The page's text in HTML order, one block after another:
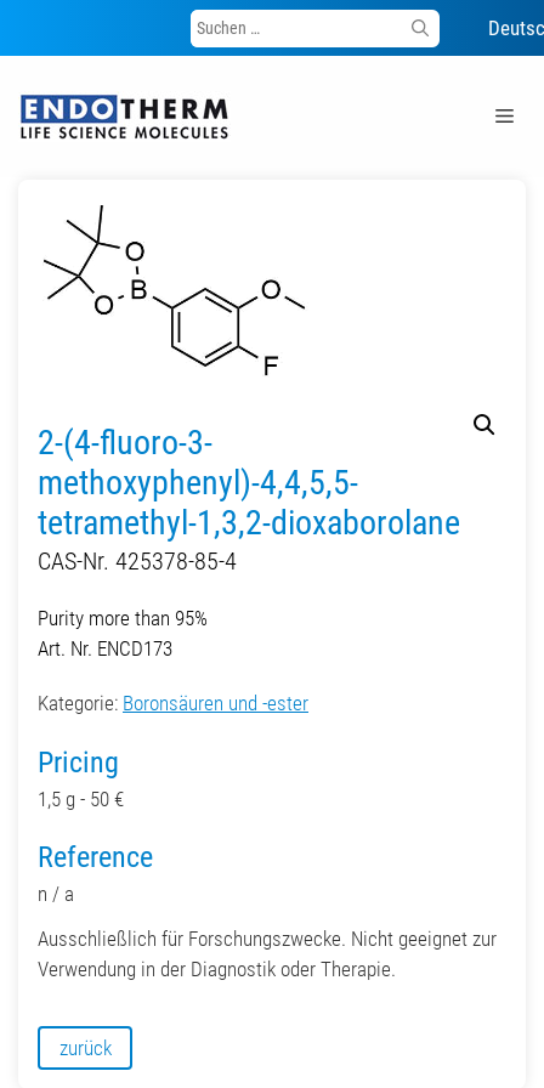
Suche
nach:
Inhalt
springen
2-(4-fluoro-3-
methoxyphenyl)-4,4,5,5-
tetramethyl-1,3,2-dioxaborolane
CAS-Nr. 425378-85-4
Purity more than 95%
Art. Nr. ENCD173
Kategorie: Boronsäuren und -ester
Pricing
1,5 g - 50 €
Reference
n / a
Ausschließlich für Forschungszwecke. Nicht geeignet zur
Verwendung in der Diagnostik oder Therapie.
zurück